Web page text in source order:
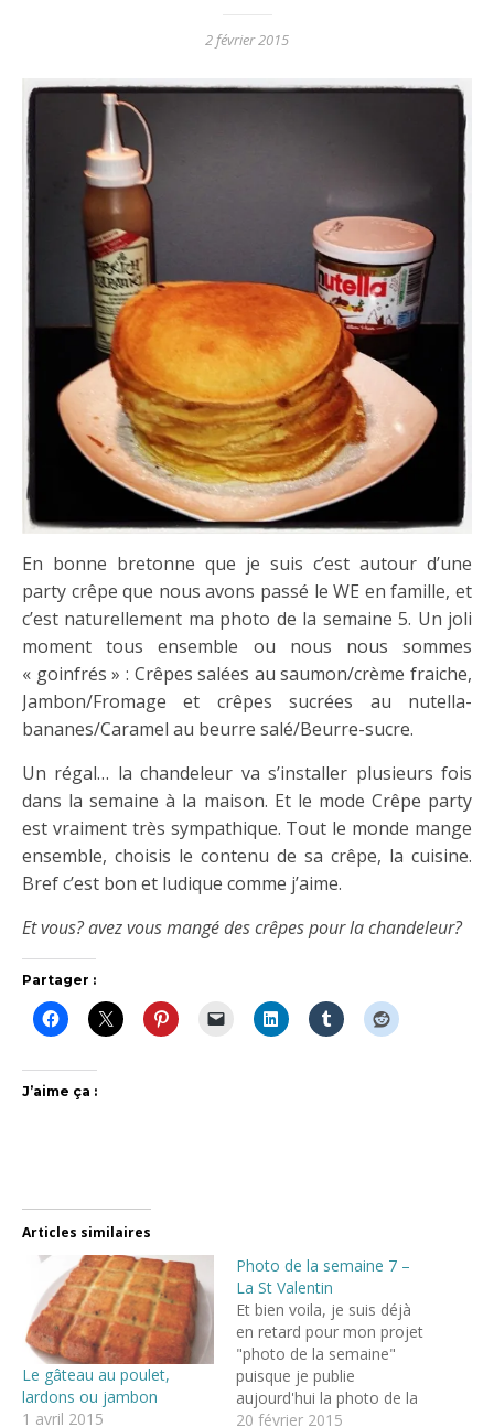
2 février 2015
En bonne bretonne que je suis c’est autour d’une
party crêpe que nous avons passé le WE en famille, et
c’est naturellement ma photo de la semaine 5. Un joli
moment tous ensemble ou nous nous sommes
« goinfrés » : Crêpes salées au saumon/crème fraiche,
Jambon/Fromage et crêpes sucrées au nutella-
bananes/Caramel au beurre salé/Beurre-sucre.
Un régal… la chandeleur va s’installer plusieurs fois
dans la semaine à la maison. Et le mode Crêpe party
est vraiment très sympathique. Tout le monde mange
ensemble, choisis le contenu de sa crêpe, la cuisine.
Bref c’est bon et ludique comme j’aime.
Et vous? avez vous mangé des crêpes pour la chandeleur?
Partager :
J’aime ça :
Articles similaires
Le gâteau au poulet,
lardons ou jambon
1 avril 2015
Photo de la semaine 7 –
La St Valentin
Et bien voila, je suis déjà
en retard pour mon projet
"photo de la semaine"
puisque je publie
aujourd'hui la photo de la
semaine 7, alors que la
20 février 2015